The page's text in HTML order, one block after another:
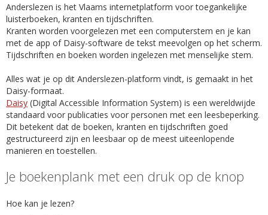
Anderslezen is het Vlaams internetplatform voor toegankelijke
luisterboeken, kranten en tijdschriften.
Kranten worden voorgelezen met een computerstem en je kan
met de app of Daisy-software de tekst meevolgen op het scherm.
Tijdschriften en boeken worden ingelezen met menselijke stem.
Alles wat je op dit Anderslezen-platform vindt, is gemaakt in het
Daisy-formaat.
Daisy (Digital Accessible Information System) is een wereldwijde
standaard voor publicaties voor personen met een leesbeperking.
Dit betekent dat de boeken, kranten en tijdschriften goed
gestructureerd zijn en leesbaar op de meest uiteenlopende
manieren en toestellen.
Je boekenplank met een druk op de knop
Hoe kan je lezen?